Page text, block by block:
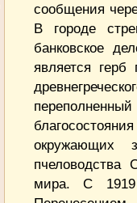
сообщения
В городе
банковское
является
окружающих
пчеловодства
мира. С